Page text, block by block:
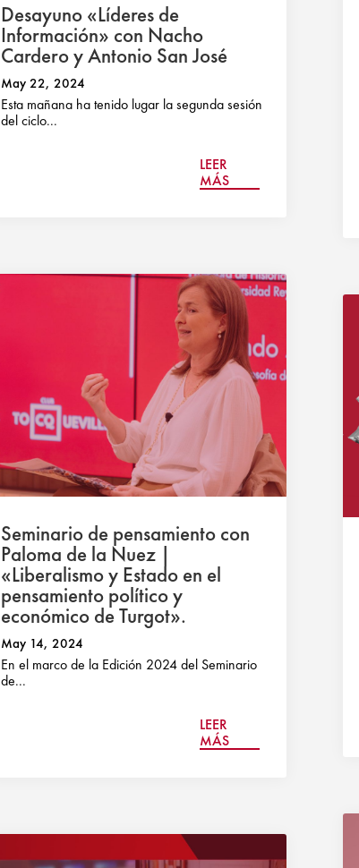
Desayuno «Líderes de
Información» con Nacho
Cardero y Antonio San José
May 22, 2024
Esta mañana ha tenido lugar la segunda sesión
del ciclo...
LEER
MÁS
Seminario de pensamiento con
Paloma de la Nuez |
«Liberalismo y Estado en el
pensamiento político y
económico de Turgot».
May 14, 2024
En el marco de la Edición 2024 del Seminario
de...
LEER
MÁS